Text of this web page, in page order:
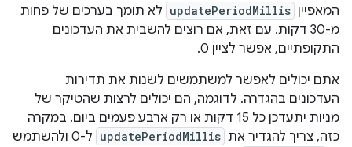
המאפיין updatePeriodMillis לא תומך בערכים של פחות
מ-30 דקות. עם זאת, אם רוצים להשבית את העדכונים
התקופתיים, אפשר לציין 0.
אתם יכולים לאפשר למשתמשים לשנות את תדירות
העדכונים בהגדרה. לדוגמה, הם יכולים לרצות שהטיקר של
מניות יתעדכן כל 15 דקות או רק ארבע פעמים ביום. במקרה
כזה, צריך להגדיר את updatePeriodMillis
ל-0 ולהשתמש